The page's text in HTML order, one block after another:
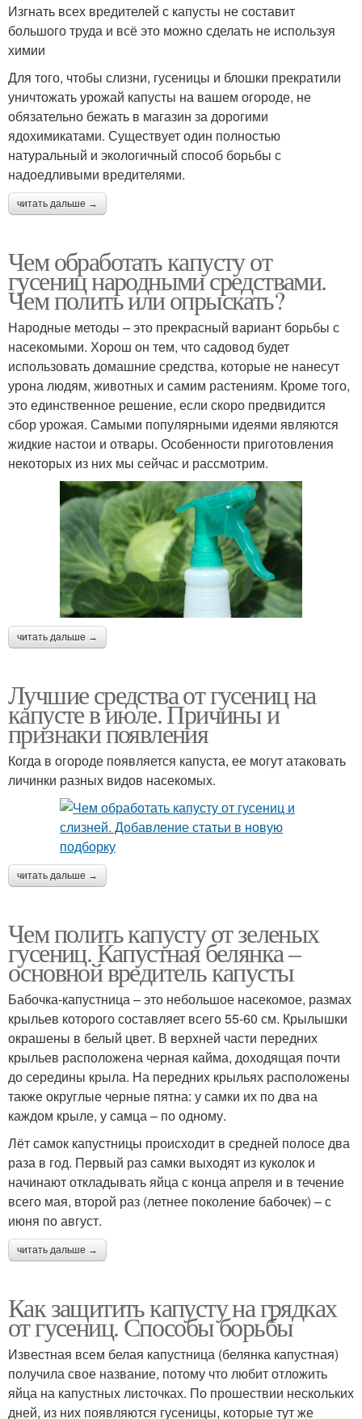
Изгнать всех вредителей с капусты не составит
большого труда и всё это можно сделать не используя
химии
Для того, чтобы слизни, гусеницы и блошки прекратили
уничтожать урожай капусты на вашем огороде, не
обязательно бежать в магазин за дорогими
ядохимикатами. Существует один полностью
натуральный и экологичный способ борьбы с
надоедливыми вредителями.
читать дальше →
Чем обработать капусту от
гусениц народными средствами.
Чем полить или опрыскать?
Народные методы – это прекрасный вариант борьбы с
насекомыми. Хорош он тем, что садовод будет
использовать домашние средства, которые не нанесут
урона людям, животных и самим растениям. Кроме того,
это единственное решение, если скоро предвидится
сбор урожая. Самыми популярными идеями являются
жидкие настои и отвары. Особенности приготовления
некоторых из них мы сейчас и рассмотрим.
читать дальше →
Лучшие средства от гусениц на
капусте в июле. Причины и
признаки появления
Когда в огороде появляется капуста, ее могут атаковать
личинки разных видов насекомых.
читать дальше →
Чем полить капусту от зеленых
гусениц. Капустная белянка –
основной вредитель капусты
Бабочка-капустница – это небольшое насекомое, размах
крыльев которого составляет всего 55-60 см. Крылышки
окрашены в белый цвет. В верхней части передних
крыльев расположена черная кайма, доходящая почти
до середины крыла. На передних крыльях расположены
также округлые черные пятна: у самки их по два на
каждом крыле, у самца – по одному.
Лёт самок капустницы происходит в средней полосе два
раза в год. Первый раз самки выходят из куколок и
начинают откладывать яйца с конца апреля и в течение
всего мая, второй раз (летнее поколение бабочек) – с
июня по август.
читать дальше →
Как защитить капусту на грядках
от гусениц. Способы борьбы
Известная всем белая капустница (белянка капустная)
получила свое название, потому что любит отложить
яйца на капустных листочках. По прошествии нескольких
дней, из них появляются гусеницы, которые тут же